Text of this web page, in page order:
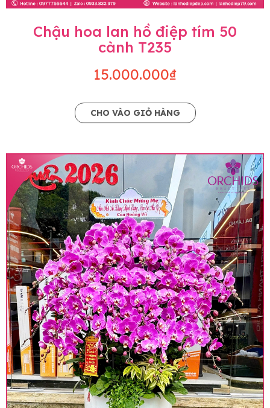
Chậu hoa lan hồ điệp tím 50
cành T235
15.000.000₫
CHO VÀO GIỎ HÀNG